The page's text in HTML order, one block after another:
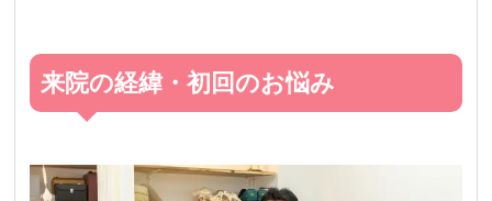
来院の経緯・初回のお悩み